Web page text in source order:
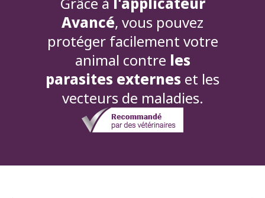
Avancé, vous pouvez
protéger facilement votre
animal contre les
parasites externes et les
vecteurs de maladies.